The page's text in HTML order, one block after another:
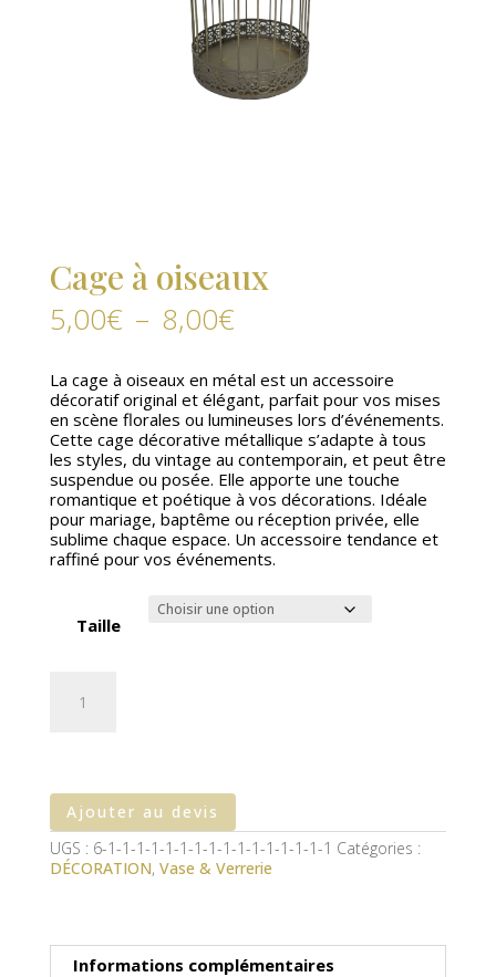
Cage à oiseaux
5,00€ – 8,00€Plage
de
5,00€
à
8,00€
La cage à oiseaux en métal est un accessoire
décoratif original et élégant, parfait pour vos mises
en scène florales ou lumineuses lors d’événements.
Cette cage décorative métallique s’adapte à tous
les styles, du vintage au contemporain, et peut être
suspendue ou posée. Elle apporte une touche
romantique et poétique à vos décorations. Idéale
pour mariage, baptême ou réception privée, elle
sublime chaque espace. Un accessoire tendance et
raffiné pour vos événements.
Taille
Ajouter au devis
UGS : 6-1-1-1-1-1-1-1-1-1-1-1-1-1-1-1-1 Catégories :
DÉCORATION, Vase & Verrerie
Informations complémentaires